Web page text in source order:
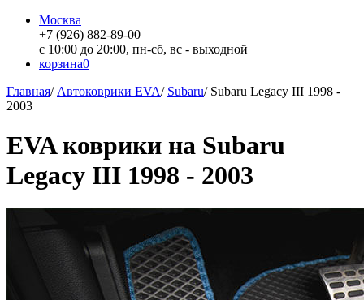
Москва
+7 (926) 882-89-00
с 10:00 до 20:00, пн-сб, вс - выходной
корзина0
Главная/ Автоковрики EVA/ Subaru/ Subaru Legacy III 1998 -
2003
EVA коврики на Subaru
Legacy III 1998 - 2003